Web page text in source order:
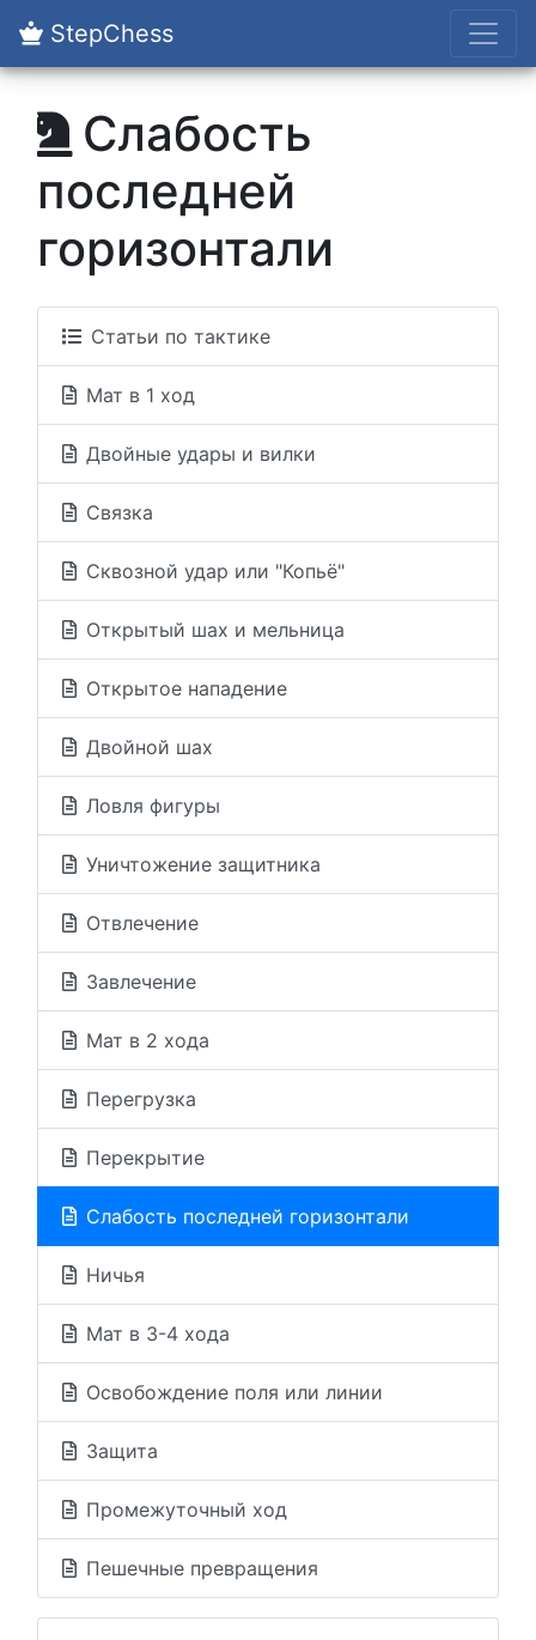
StepChess
Слабость
последней
горизонтали
Статьи по тактике
Мат в 1 ход
Двойные удары и вилки
Связка
Сквозной удар или "Копьё"
Открытый шах и мельница
Открытое нападение
Двойной шах
Ловля фигуры
Уничтожение защитника
Отвлечение
Завлечение
Мат в 2 хода
Перегрузка
Перекрытие
Слабость последней горизонтали
Ничья
Мат в 3-4 хода
Освобождение поля или линии
Защита
Промежуточный ход
Пешечные превращения